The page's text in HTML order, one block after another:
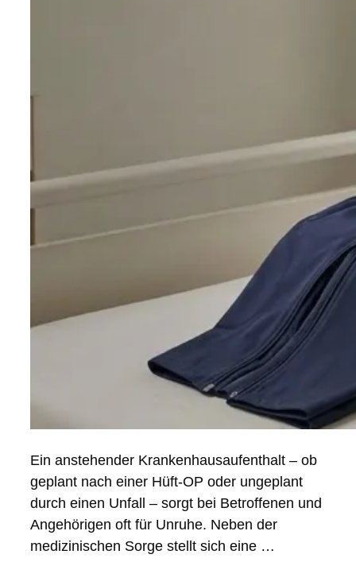
Ein anstehender Krankenhausaufenthalt – ob
geplant nach einer Hüft-OP oder ungeplant
durch einen Unfall – sorgt bei Betroffenen und
Angehörigen oft für Unruhe. Neben der
medizinischen Sorge stellt sich eine …